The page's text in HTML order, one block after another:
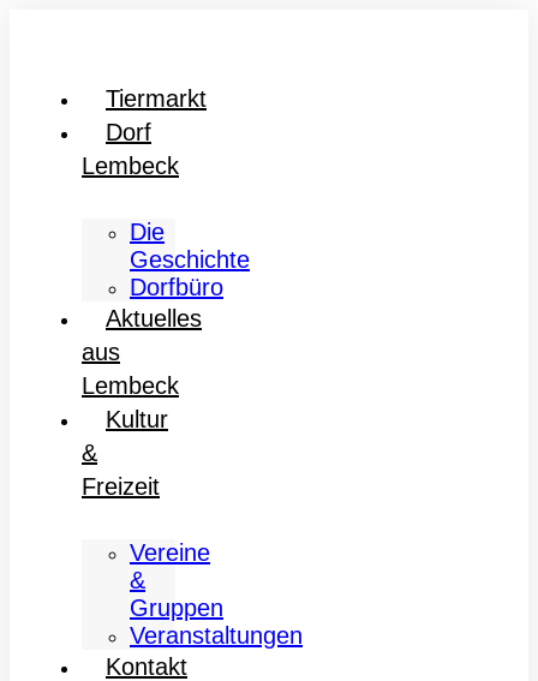
Tiermarkt
Dorf
Lembeck
Die
Geschichte
Dorfbüro
Aktuelles
aus
Lembeck
Kultur
&
Freizeit
Vereine
&
Gruppen
Veranstaltungen
Kontakt